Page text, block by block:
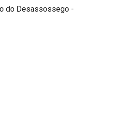
do Desassossego -